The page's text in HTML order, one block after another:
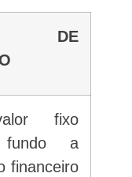
fundo a
financeiro